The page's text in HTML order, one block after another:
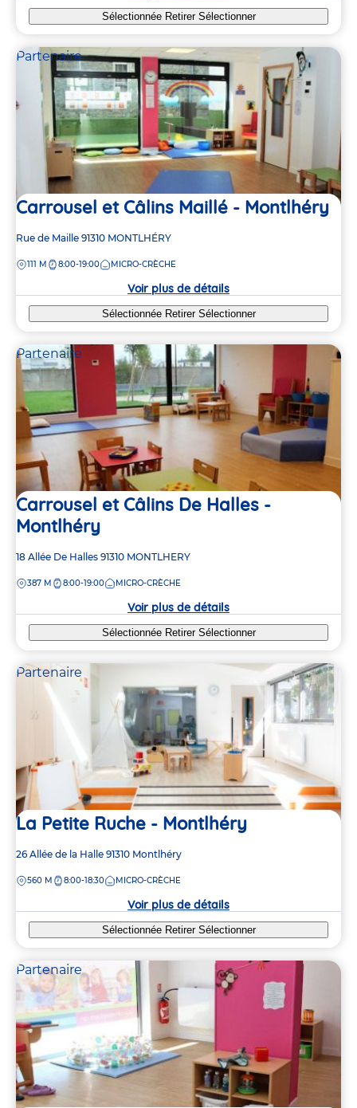
Sélectionnée Retirer Sélectionner
Partenaire
Carrousel et Câlins Maillé - Montlhéry
Adresse
la
Rue de Maille 91310 MONTLHÉRY
DISTANCE
111 M 8:00-19:00 MICRO-CRÈCHE
Voir plus de détails
Sélectionnée Retirer Sélectionner
Partenaire
Carrousel et Câlins De Halles -
Montlhéry
Adresse
la
18 Allée De Halles 91310 MONTLHERY
DISTANCE
387 M 8:00-19:00 MICRO-CRÈCHE
Voir plus de détails
Sélectionnée Retirer Sélectionner
Partenaire
La Petite Ruche - Montlhéry
Adresse
la
26 Allée de la Halle 91310 Montlhéry
DISTANCE
560 M 8:00-18:30 MICRO-CRÈCHE
Voir plus de détails
Sélectionnée Retirer Sélectionner
Partenaire